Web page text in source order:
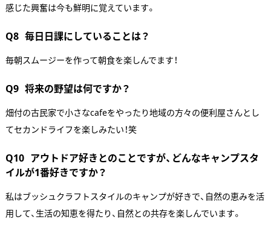
ANATA.
感じた興奮は今も鮮明に覚えています。
Q8 毎日日課にしていることは？
毎朝スムージーを作って朝食を楽しんでます！
Q9 将来の野望は何ですか？
畑付の古民家で小さなcafeをやったり地域の方々の便利屋さんとし
てセカンドライフを楽しみたい！笑
Q10 アウトドア好きとのことですが、どんなキャンプスタ
イルが1番好きですか？
私はブッシュクラフトスタイルのキャンプが好きで、自然の恵みを活
用して、生活の知恵を得たり、自然との共存を楽しんでいます。